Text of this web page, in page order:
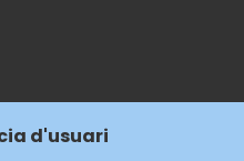
d'usuari